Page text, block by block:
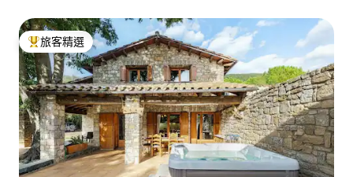
旅客精選榜首
旅客精選